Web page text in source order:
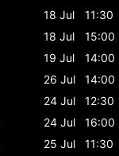
18 Jul
11:30
18 Jul
15:00
19 Jul
14:00
26 Jul
14:00
24 Jul
12:30
24 Jul
16:00
25 Jul
11:30